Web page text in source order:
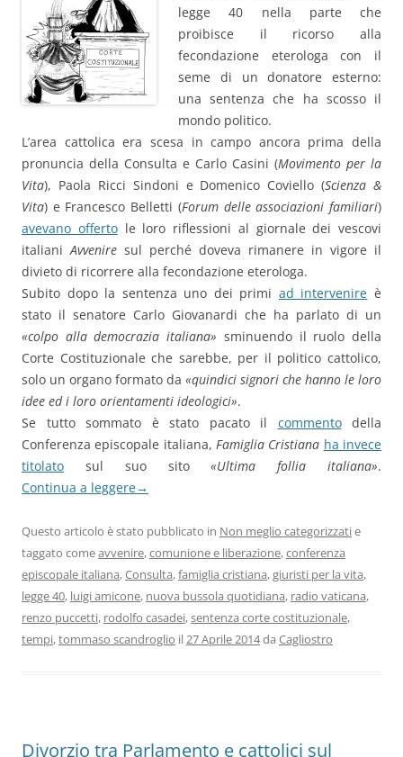
legge 40 nella parte che
proibisce il ricorso alla
fecondazione eterologa con il
seme di un donatore esterno:
una sentenza che ha scosso il
mondo politico.
L’area cattolica era scesa in campo ancora prima della
pronuncia della Consulta e Carlo Casini (Movimento per la
Vita), Paola Ricci Sindoni e Domenico Coviello (Scienza &
Vita) e Francesco Belletti (Forum delle associazioni familiari)
avevano offertole loro riflessioni al giornale dei vescovi
italianiAvvenire sul perché doveva rimanere in vigore il
divieto di ricorrere alla fecondazione eterologa.
Subito dopo la sentenza uno dei primi ad intervenire è
stato il senatore Carlo Giovanardi che ha parlato di un
«colpo alla democrazia italiana» sminuendo il ruolo della
Corte Costituzionale che sarebbe, per il politico cattolico,
solo un organo formato da «quindici signori che hanno le loro
idee ed i loro orientamenti ideologici».
Se tutto sommato è stato pacato il commentodella
Conferenza episcopale italiana, Famiglia Cristiana ha invece
titolato sul suo sito«Ultima follia italiana».
Continua a leggere→
Questo articolo è stato pubblicato in Non meglio categorizzatie
taggato comeavvenire,comunione e liberazione,conferenza
episcopale italiana,Consulta,famiglia cristiana,giuristi per la vita,
legge 40, luigi amicone, nuova bussola quotidiana, radio vaticana,
renzo puccetti, rodolfo casadei,sentenza corte costituzionale,
tempi,tommaso scandroglio il27 Aprile 2014da Cagliostro
Divorzio tra Parlamento e cattolici sul